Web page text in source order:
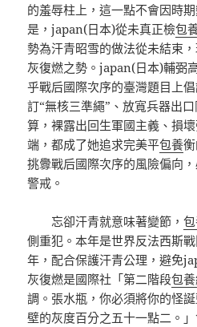
的羞辱柱上，這一點不會因時
是，japan(日本)從未真正檢包
勢為汗青昭雪的做法從未結束
灰復燃之勢。japan(日本)輔弼
乎戰后國際次序的臺灣題目上
訂“無核三準繩”、放寬兵器出
算，裸露出回生軍國主義、損
端，都成了她追求完美平包養
挑釁戰后國際次序的風險偏向
警戒。
忘卻汗青就意味著變節，
側重犯。本年是世界反法西斯
年，配合保護汗青公理，避免
灰復燃是國際社「第二階段包
調。張水瓶，你必須將你的怪
壁的灰度百分之五十一點二。